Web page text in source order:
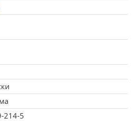
214-5